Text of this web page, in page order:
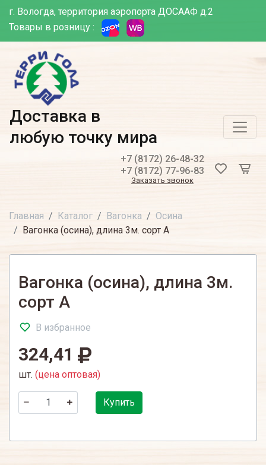
г. Вологда, территория аэропорта ДОСААФ д.2
Товары в розницу :
Доставка в
любую точку мира
+7 (8172) 26-48-32
+7 (8172) 77-96-83
Заказать звонок
Главная Каталог Вагонка
Осина
Вагонка (осина), длина 3м. сорт А
Вагонка (осина), длина 3м.
сорт А
В избранное
324,41
шт. (цена оптовая)
Купить